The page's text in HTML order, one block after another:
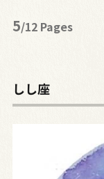
5/12 Pages
しし座